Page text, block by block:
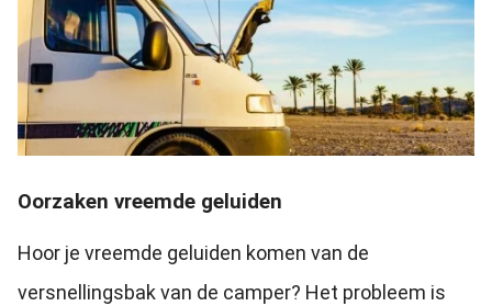
Oorzaken vreemde geluiden
Hoor je vreemde geluiden komen van de
versnellingsbak van de camper? Het probleem is